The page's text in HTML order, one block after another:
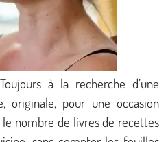
à la recherche d’une
originale, pour une occasion
le nombre de livres de recettes